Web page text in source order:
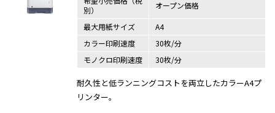
別）
オープン価格
最大用紙サイズ
A4
カラー印刷速度
30枚/分
モノクロ印刷速度
30枚/分
耐久性と低ランニングコストを両立したカラーA4プ
リンター。